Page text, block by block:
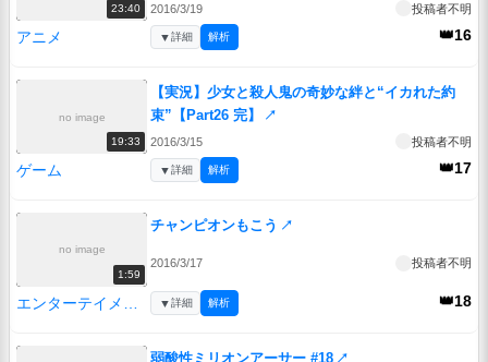
23:40 2016/3/19 投稿者不明
アニメ 👑16
▼詳細 解析
no image
19:33
【実況】少女と殺人鬼の奇妙な絆と“イカれた約
束”【Part26 完】
↗
2016/3/15 投稿者不明
ゲーム 👑17
▼詳細 解析
no image
1:59
チャンピオンもこう ↗
2016/3/17 投稿者不明
👑18
▼詳細 解析
弱酸性ミリオンアーサー #18 ↗